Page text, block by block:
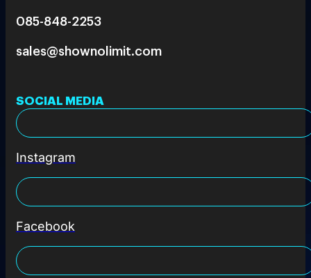
085-848-2253
sales@shownolimit.com
SOCIAL MEDIA
Instagram
Facebook